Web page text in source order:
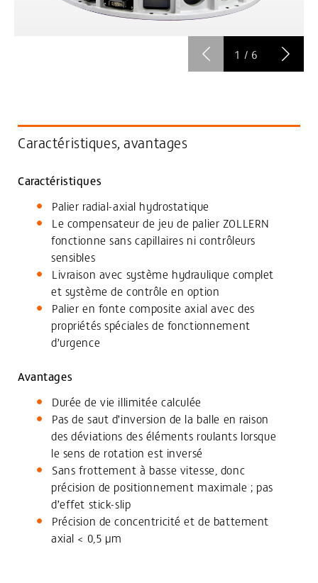
1 / 6
Caractéristiques, avantages
Caractéristiques
Palier radial-axial hydrostatique
Le compensateur de jeu de palier ZOLLERN
fonctionne sans capillaires ni contrôleurs
sensibles
Livraison avec système hydraulique complet
et système de contrôle en option
Palier en fonte composite axial avec des
propriétés spéciales de fonctionnement
d’urgence
Avantages
Durée de vie illimitée calculée
Pas de saut d’inversion de la balle en raison
des déviations des éléments roulants lorsque
le sens de rotation est inversé
Sans frottement à basse vitesse, donc
précision de positionnement maximale ; pas
d’effet stick-slip
Précision de concentricité et de battement
axial < 0,5 µm